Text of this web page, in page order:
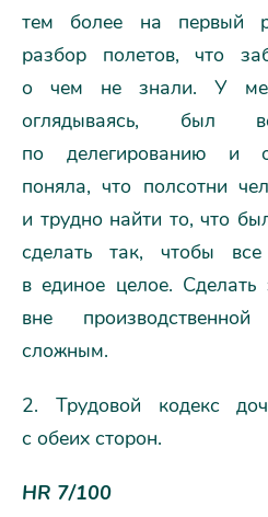
тем более на первый
разбор полетов, что
о чем не знали. У
оглядываясь, был
по делегированию и
поняла, что полсотни
и трудно найти то, что
сделать так, чтобы
в единое целое.
вне
сложным.
2. Трудовой кодекс
с обеих сторон.
HR 7/100